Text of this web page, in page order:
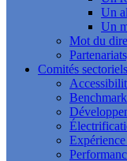
Un
Un
Mot du
Comités sectoriels